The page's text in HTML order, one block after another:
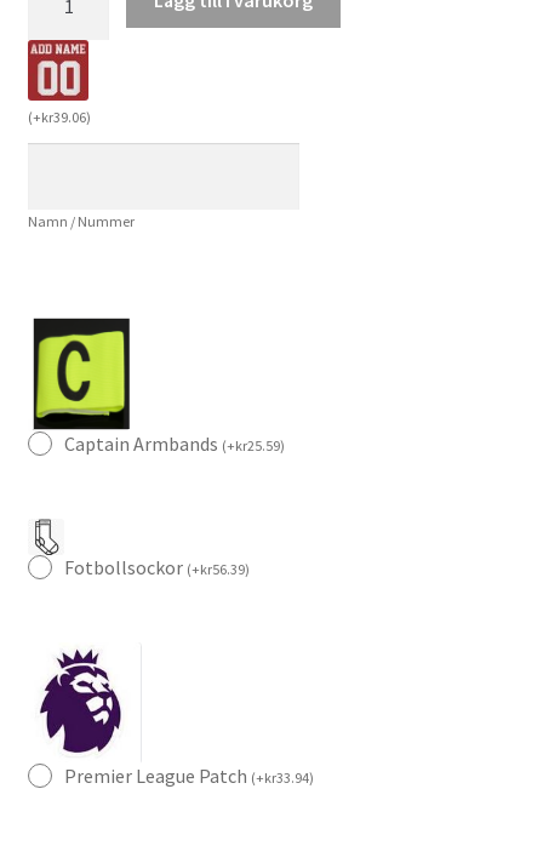
Billiga
Barn
Manchester
United
Bortatröja
Mount
(+
Korta
byxor)
mängd
(+kr39.06)
Namn / Nummer
Captain Armbands (+kr25.59)
Fotbollsockor (+kr56.39)
Premier League Patch (+kr33.94)